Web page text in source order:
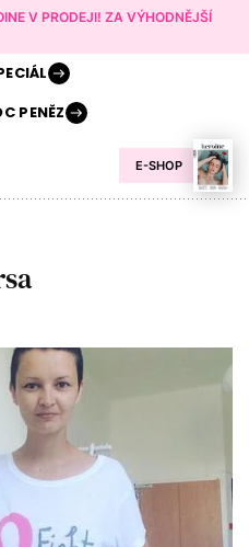
V PRODEJI! ZA VÝHODNĚJŠÍ
E-SHOP
PENĚZ